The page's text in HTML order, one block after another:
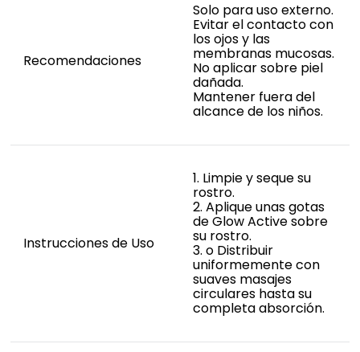
Recomendaciones
Solo para uso externo.
Evitar el contacto con
los ojos y las
membranas mucosas.
No aplicar sobre piel
dañada.
Mantener fuera del
alcance de los niños.
Instrucciones de Uso
1. Limpie y seque su
rostro.
2. Aplique unas gotas
de Glow Active sobre
su rostro.
3. o Distribuir
uniformemente con
suaves masajes
circulares hasta su
completa absorción.